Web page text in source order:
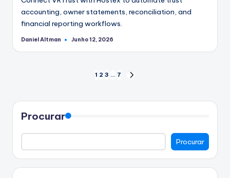
accounting, owner statements, reconciliation, and
financial reporting workflows.
Postado
Daniel Altman Junho 12, 2026
dos
conteúdos
1 2 3 … 7
Procurar
Procurar